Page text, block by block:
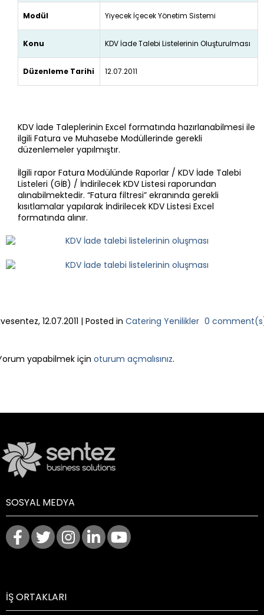
Modül Yiyecek İçecek Yönetim Sistemi
Konu KDV İade Talebi Listelerinin Oluşturulması
Düzenleme Tarihi 12.07.2011
KDV İade Taleplerinin Excel formatında hazırlanabilmesi ile
ilgili Fatura ve Muhasebe Modüllerinde gerekli
düzenlemeler yapılmıştır.
İlgili rapor Fatura Modülünde Raporlar / KDV İade Talebi
Listeleri (GİB) / İndirilecek KDV Listesi raporundan
alınabilmektedir. “Fatura filtresi” ekranında gerekli
kısıtlamalar yapılarak İndirilecek KDV Listesi Excel
formatında alınır.
, 12.07.2011 | Posted in Catering Yenilikler 0
yapabilmek için oturum açmalısınız.
SOSYAL MEDYA
İŞ ORTAKLARI